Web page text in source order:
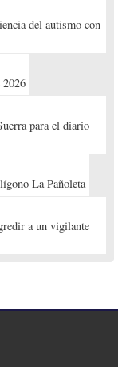
del autismo con
2026
para el diario
La Pañoleta
a un vigilante